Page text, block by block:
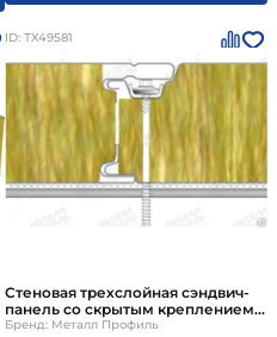
ID: ТХ49581
Стеновая трехслойная сэндвич-
панель со скрытым креплением
SECRET FIX
Бренд: Металл Профиль